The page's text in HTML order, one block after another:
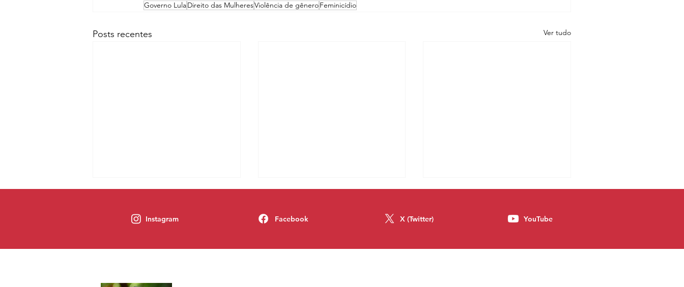
Governo LulaDireito das MulheresViolência de gêneroFeminicídio
Posts recentes Ver tudo
Instagram Facebook X (Twitter) YouTube